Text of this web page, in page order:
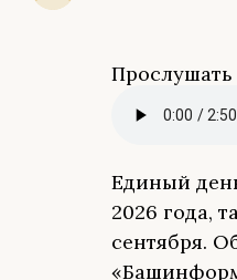
Прослушать
Единый
2026 года,
сентября.